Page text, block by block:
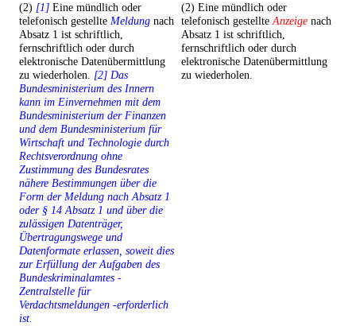
(2) [1] Eine mündlich oder
telefonisch gestellte Meldung nach
Absatz 1 ist schriftlich,
fernschriftlich oder durch
elektronische Datenübermittlung
zu wiederholen. [2] Das
Bundesministerium des Innern
kann im Einvernehmen mit dem
Bundesministerium der Finanzen
und dem Bundesministerium für
Wirtschaft und Technologie durch
Rechtsverordnung ohne
Zustimmung des Bundesrates
nähere Bestimmungen über die
Form der Meldung nach Absatz 1
oder § 14 Absatz 1 und über die
zulässigen Datenträger,
Übertragungswege und
Datenformate erlassen, soweit dies
zur Erfüllung der Aufgaben des
Bundeskriminalamtes -
Zentralstelle für
Verdachtsmeldungen -erforderlich
ist.
(2) Eine mündlich oder
telefonisch gestellteAnzeige nach
Absatz 1 ist schriftlich,
fernschriftlich oder durch
elektronische Datenübermittlung
zu wiederholen.